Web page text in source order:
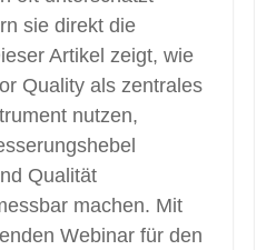
sie direkt die
Artikel zeigt, wie
Quality als zentrales
nutzen,
Qualität
machen. Mit
Webinar für den